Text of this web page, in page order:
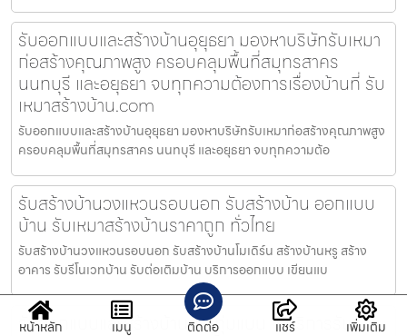
รับออกแบบและสร้างบ้านอุยุธยา มองหาบริษัทรับเหมา
ก่อสร้างคุณภาพสูง ครอบคลุมพื้นที่สมุทรสาคร
นนทบุรี และอยุธยา จบทุกความต้องการเรื่องบ้านที่ รับ
เหมาสร้างบ้าน.com
รับออกแบบและสร้างบ้านอุยุธยา มองหาบริษัทรับเหมาก่อสร้างคุณภาพสูง
ครอบคลุมพื้นที่สมุทรสาคร นนทบุรี และอยุธยา จบทุกความต้อ
รับสร้างบ้านวงแหวนรอบนอก รับสร้างบ้าน ออกแบบ
บ้าน รับเหมาสร้างบ้านราคาถูก ทั่วไทย
รับสร้างบ้านวงแหวนรอบนอก รับสร้างบ้านโมเดิร์น สร้างบ้านหรู สร้าง
อาคาร รับรีโนเวทบ้าน รับต่อเติมบ้าน บริการออกแบบ เขียนแบ
รับออกแบบและสร้างบ้านกระทุ่มแบน ให้บริการรับ
หน้าหลัก เมนู ติดต่อ แชร์ เพิ่มเติม